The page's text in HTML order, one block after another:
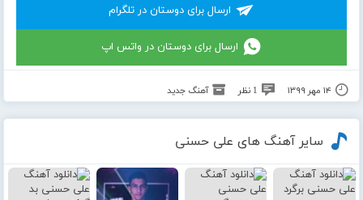
ارسال برای دوستان در تلگرام
ارسال برای دوستان در واتس اپ
۱۴ مهر ۱۳۹۹ 1 نظر آهنگ جدید
سایر آهنگ های علی حسنی